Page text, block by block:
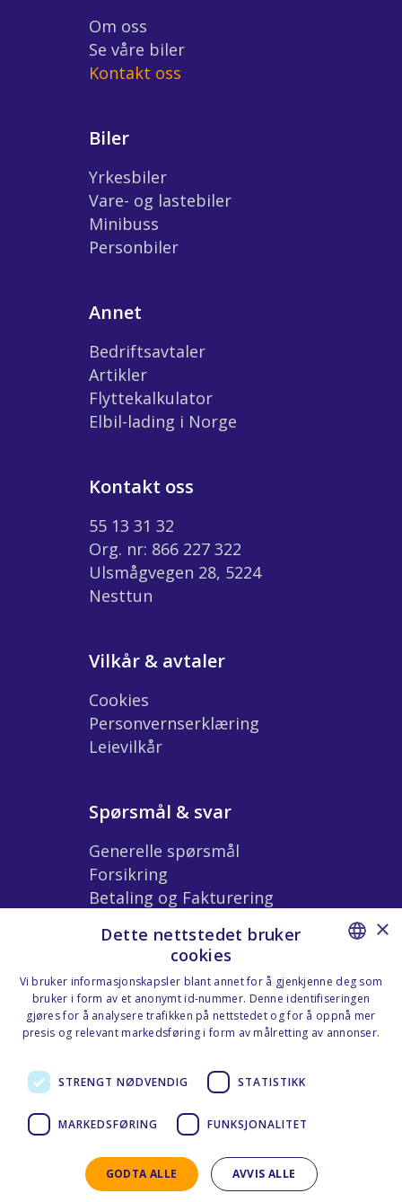
Om oss
Se våre biler
Kontakt oss
Biler
Yrkesbiler
Vare- og lastebiler
Minibuss
Personbiler
Annet
Bedriftsavtaler
Artikler
Flyttekalkulator
Elbil-lading i Norge
Kontakt oss
55 13 31 32
Org. nr: 866 227 322
Ulsmågvegen 28, 5224
Nesttun
Vilkår & avtaler
Cookies
Personvernserklæring
Leievilkår
Spørsmål & svar
Generelle spørsmål
Forsikring
Betaling og Fakturering
Leiebetingelser
Våre lokasoner
NORWEGIAN
ENGLISH
×
Dette nettstedet bruker
cookies
Vi bruker informasjonskapsler blant annet for å gjenkjenne deg som
bruker i form av et anonymt id-nummer. Denne identifiseringen
gjøres for å analysere trafikken på nettstedet og for å oppnå mer
presis og relevant markedsføring i form av målretting av annonser.
STRENGT NØDVENDIG STATISTIKK
MARKEDSFØRING FUNKSJONALITET
GODTA ALLE AVVIS ALLE